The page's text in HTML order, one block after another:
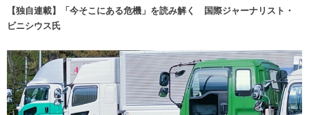
【独自連載】「今そこにある危機」を読み解く 国際ジャーナリスト・
ビニシウス氏